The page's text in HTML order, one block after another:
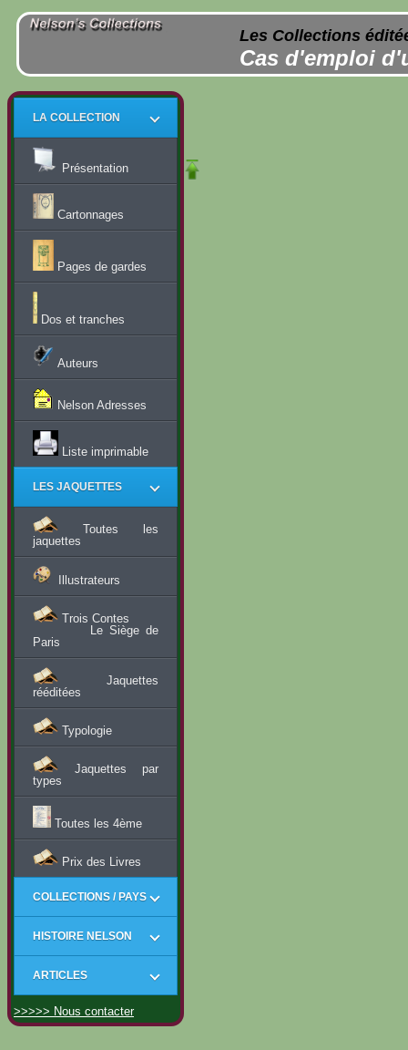
Les Collections
Cas d'emploi
LA COLLECTION
Présentation
Cartonnages
Pages de gardes
Dos et tranches
Auteurs
Nelson Adresses
Liste imprimable
LES JAQUETTES
Toutes les
jaquettes
Illustrateurs
Trois Contes
Le Siège de
Paris
Jaquettes
rééditées
Typologie
Jaquettes par
types
Toutes les 4ème
Prix des Livres
COLLECTIONS / PAYS
HISTOIRE NELSON
ARTICLES
>>>>> Nous contacter